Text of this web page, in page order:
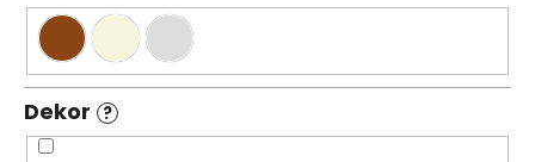
Dekor ?